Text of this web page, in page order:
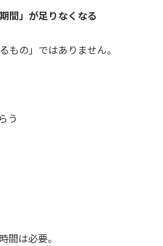
間」が足りなくなる
もの」ではありません。
う
間は必要。